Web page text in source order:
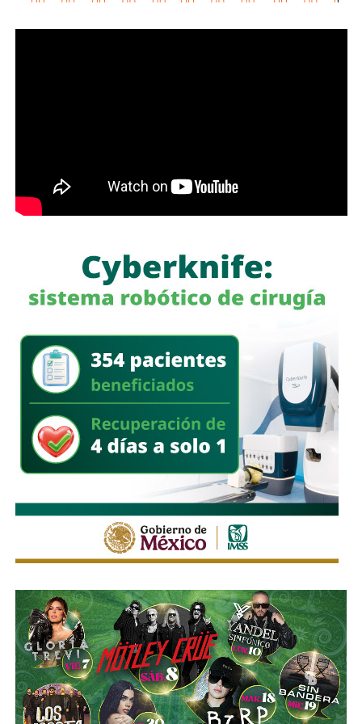
resolución. De acuerdo con el alcalde,el compromiso
establecido durante la reunión es que las obras
puedan comenzar a liberarse a la brevedad.
“Me comprometió con nosotros, con la ciudad, de liberar
las obras cuanto antes, lo antes posible”, afirmó.
El presidente municipal dijo que salió satisfecho del
avanzar con los proyectos pendientes, aunque reconoció
que algunos, comoEl Saucito, enfrentan ya
restricciones importantes de tiempo.
Galindo adelantó que este lunes dará a conocer con mayor
detalle el panorama de cada una de las obras y los
tiempos que todavía tienen disponibles para su ejecución.
Enrique Galindo acelera Vialidades Potosinas
2.0